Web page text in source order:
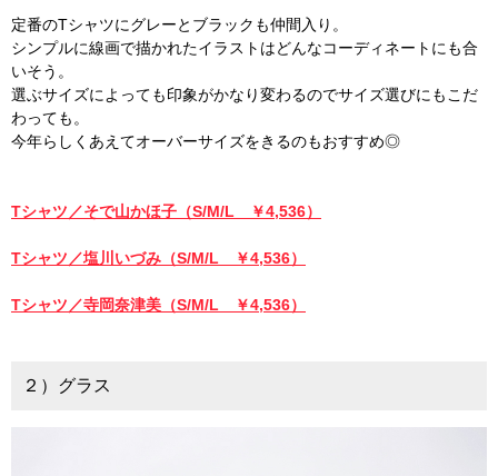
定番のTシャツにグレーとブラックも仲間入り。
シンプルに線画で描かれたイラストはどんなコーディネートにも合
いそう。
選ぶサイズによっても印象がかなり変わるのでサイズ選びにもこだ
わっても。
今年らしくあえてオーバーサイズをきるのもおすすめ◎
Tシャツ／そで山かほ子（S/M/L ￥4,536）
Tシャツ／塩川いづみ（S/M/L ￥4,536）
Tシャツ／寺岡奈津美（S/M/L ￥4,536）
２）グラス